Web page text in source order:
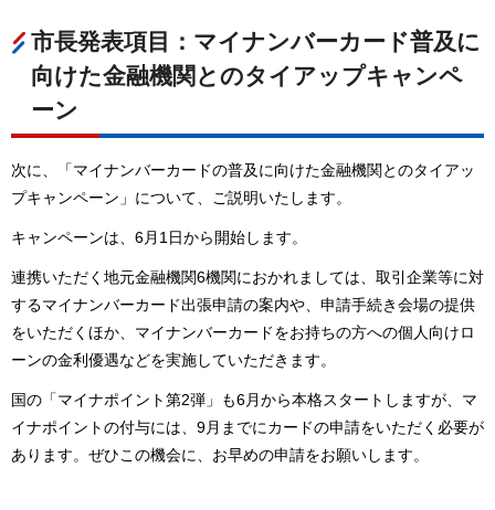
市長発表項目：マイナンバーカード普及に
向けた金融機関とのタイアップキャンペ
ーン
次に、「マイナンバーカードの普及に向けた金融機関とのタイアッ
プキャンペーン」について、ご説明いたします。
キャンペーンは、6月1日から開始します。
連携いただく地元金融機関6機関におかれましては、取引企業等に対
するマイナンバーカード出張申請の案内や、申請手続き会場の提供
をいただくほか、マイナンバーカードをお持ちの方への個人向けロ
ーンの金利優遇などを実施していただきます。
国の「マイナポイント第2弾」も6月から本格スタートしますが、マ
イナポイントの付与には、9月までにカードの申請をいただく必要が
あります。ぜひこの機会に、お早めの申請をお願いします。